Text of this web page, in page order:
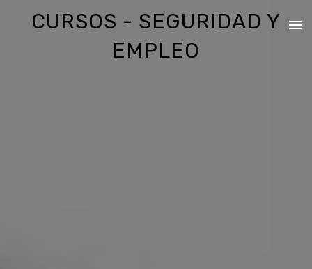
CURSOS - SEGURIDAD Y
EMPLEO